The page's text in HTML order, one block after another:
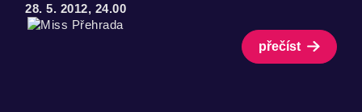
28. 5. 2012, 24.00
přečíst